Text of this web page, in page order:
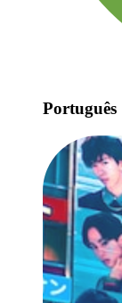
Português